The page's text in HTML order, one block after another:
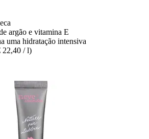
argão e vitamina E
uma hidratação intensiva
22,40 / l)